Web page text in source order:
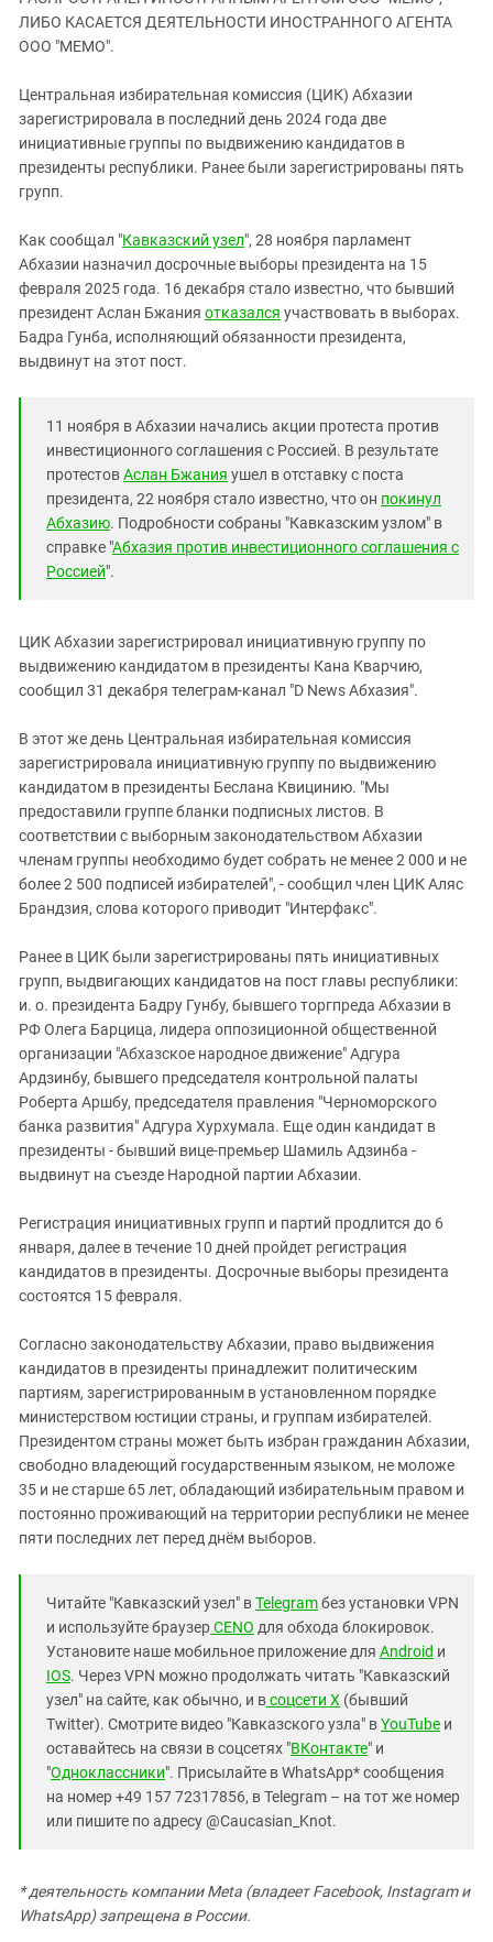
ЗАСТАВЛЯЕТ
ПРЕСЛЕДОВАНИЕ АКТИВИСТОВ
МОБИЛИЗАЦИЯ И ПРОТЕСТЫ
Дагестан
Ингушетия
Кабардино-Балкария
Калмыкия
Карачаево-Черкесия
Краснодарский край
Российская Федерация
Ростовская область
Северная Осетия - Алания
СКФО
Чечня
Южная Осетия
Южный Кавказ
ЮФО
ЛИБО КАСАЕТСЯ ДЕЯТЕЛЬНОСТИ ИНОСТРАННОГО АГЕНТА
ООО "МЕМО".
Центральная избирательная комиссия (ЦИК) Абхазии
зарегистрировала в последний день 2024 года две
инициативные группы по выдвижению кандидатов в
президенты республики. Ранее были зарегистрированы пять
групп.
Как сообщал "Кавказский узел", 28 ноября парламент
Абхазии назначил досрочные выборы президента на 15
февраля 2025 года. 16 декабря стало известно, что бывший
президент Аслан Бжания отказался участвовать в выборах.
Бадра Гунба, исполняющий обязанности президента,
выдвинут на этот пост.
11 ноября в Абхазии начались акции протеста против
инвестиционного соглашения с Россией. В результате
протестовАслан Бжания ушел в отставку с поста
президента, 22 ноября стало известно, что он покинул
Абхазию. Подробности собраны "Кавказским узлом" в
справке "Абхазия против инвестиционного соглашения с
Россией".
ЦИК Абхазии зарегистрировал инициативную группу по
выдвижению кандидатом в президенты Кана Кварчию,
сообщил 31 декабря телеграм-канал "D News Абхазия".
В этот же день Центральная избирательная комиссия
зарегистрировала инициативную группу по выдвижению
кандидатом в президенты Беслана Квицинию. "Мы
предоставили группе бланки подписных листов. В
соответствии с выборным законодательством Абхазии
членам группы необходимо будет собрать не менее 2 000 и не
более 2 500 подписей избирателей", - сообщил член ЦИК Аляс
Брандзия, слова которого приводит "Интерфакс".
Ранее в ЦИК были зарегистрированы пять инициативных
групп, выдвигающих кандидатов на пост главы республики:
и. о. президента Бадру Гунбу, бывшего торгпреда Абхазии в
РФ Олега Барцица, лидера оппозиционной общественной
организации "Абхазское народное движение" Адгура
Ардзинбу, бывшего председателя контрольной палаты
Роберта Аршбу, председателя правления "Черноморского
банка развития" Адгура Хурхумала. Еще один кандидат в
президенты - бывший вице-премьер Шамиль Адзинба -
выдвинут на съезде Народной партии Абхазии.
Регистрация инициативных групп и партий продлится до 6
января, далее в течение 10 дней пройдет регистрация
кандидатов в президенты. Досрочные выборы президента
состоятся 15 февраля.
Согласно законодательству Абхазии, право выдвижения
кандидатов в президенты принадлежит политическим
партиям, зарегистрированным в установленном порядке
министерством юстиции страны, и группам избирателей.
Президентом страны может быть избран гражданин Абхазии,
свободно владеющий государственным языком, не моложе
35 и не старше 65 лет, обладающий избирательным правом и
постоянно проживающий на территории республики не менее
пяти последних лет перед днём выборов.
Читайте "Кавказский узел" вTelegramбез установки VPN
и используйте браузерCENO для обхода блокировок.
Установите наше мобильное приложение для Android и
IOS. Через VPN можно продолжать читать "Кавказский
узел" на сайте, как обычно, и всоцсети X (бывший
Twitter). Смотрите видео "Кавказского узла" вYouTube и
оставайтесь на связи в соцсетях "ВКонтакте" и
"Одноклассники". Присылайте в WhatsApp* сообщения
на номер +49 157 72317856, в Telegram – на тот же номер
или пишите по адресу @Caucasian_Knot.
* деятельность компании Meta (владеет Facebook, Instagram и
WhatsApp) запрещена в России.